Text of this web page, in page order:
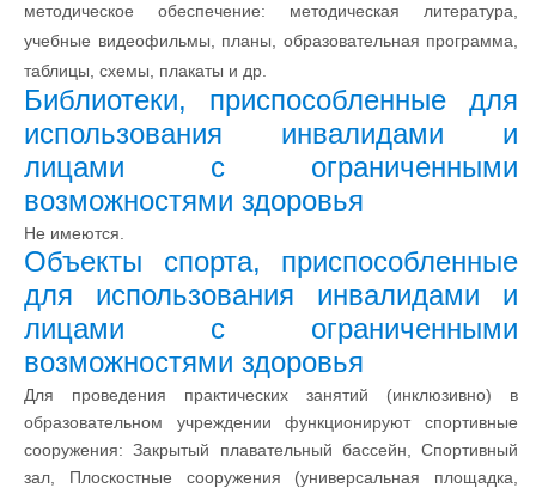
методическое обеспечение: методическая литература,
учебные видеофильмы, планы, образовательная программа,
таблицы, схемы, плакаты и др.
Библиотеки, приспособленные для
использования инвалидами и
лицами с ограниченными
возможностями здоровья
Не имеются.
Объекты спорта, приспособленные
для использования инвалидами и
лицами с ограниченными
возможностями здоровья
Для проведения практических занятий (инклюзивно) в
образовательном учреждении функционируют спортивные
сооружения: Закрытый плавательный бассейн, Спортивный
зал, Плоскостные сооружения (универсальная площадка,